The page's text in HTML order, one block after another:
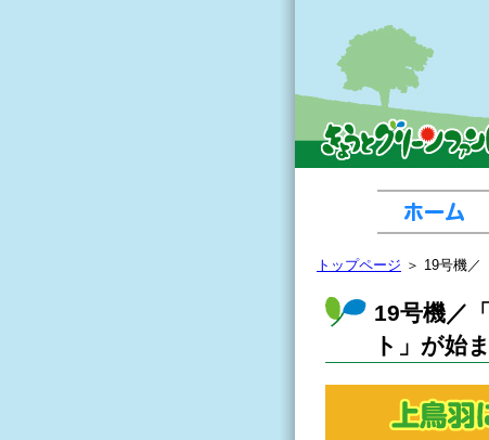
トップページ ＞ 19号機／
19号機／
ト」が始